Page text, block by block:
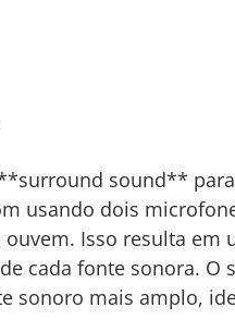
sound**
usando dois
Isso resulta em
cada fonte sonora.
sonoro mais amplo,